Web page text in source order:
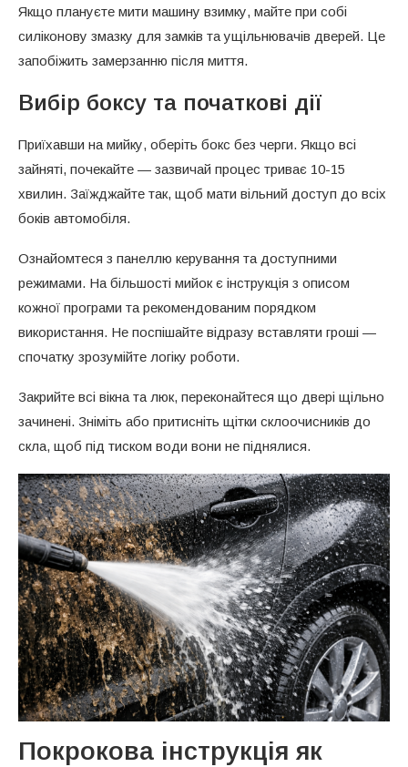
Якщо плануєте мити машину взимку, майте при собі
силіконову змазку для замків та ущільнювачів дверей. Це
запобіжить замерзанню після миття.
Вибір боксу та початкові дії
Приїхавши на мийку, оберіть бокс без черги. Якщо всі
зайняті, почекайте — зазвичай процес триває 10-15
хвилин. Заїжджайте так, щоб мати вільний доступ до всіх
боків автомобіля.
Ознайомтеся з панеллю керування та доступними
режимами. На більшості мийок є інструкція з описом
кожної програми та рекомендованим порядком
використання. Не поспішайте відразу вставляти гроші —
спочатку зрозумійте логіку роботи.
Закрийте всі вікна та люк, переконайтеся що двері щільно
зачинені. Зніміть або притисніть щітки склоочисників до
скла, щоб під тиском води вони не піднялися.
Покрокова інструкція як